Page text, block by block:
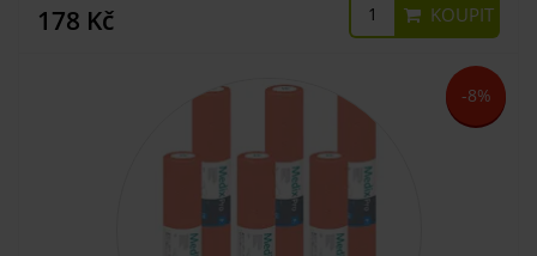
178 Kč KOUPIT
-8%